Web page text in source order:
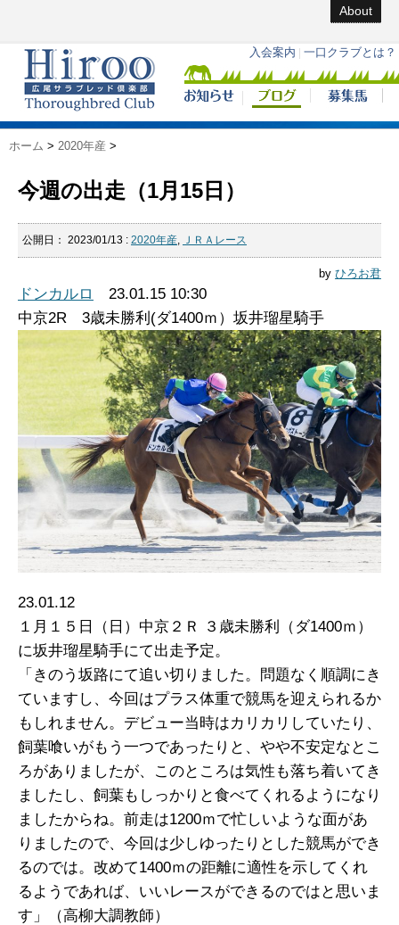
About
ホーム > 2020年産 >
今週の出走（1月15日）
公開日： 2023/01/13 : 2020年産, ＪＲＡレース
by ひろお君
ドンカルロ
23.01.15 10:30
中京2R 3歳未勝利(ダ1400ｍ）坂井瑠星騎手
23.01.12
１月１５日（日）中京２Ｒ ３歳未勝利（ダ1400ｍ）
に坂井瑠星騎手にて出走予定。
「きのう坂路にて追い切りました。問題なく順調にき
ていますし、今回はプラス体重で競馬を迎えられるか
もしれません。デビュー当時はカリカリしていたり、
飼葉喰いがもう一つであったりと、やや不安定なとこ
ろがありましたが、このところは気性も落ち着いてき
ましたし、飼葉もしっかりと食べてくれるようになり
ましたからね。前走は1200ｍで忙しいような面があ
りましたので、今回は少しゆったりとした競馬ができ
るのでは。改めて1400ｍの距離に適性を示してくれ
るようであれば、いいレースができるのではと思いま
す」（高柳大調教師）